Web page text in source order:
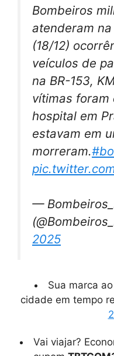
Bombeiros
atenderam
(18/12)
veículos de
na BR-153,
vítimas foram
hospital em
estavam em
morreram.
—
2025
Sua marca
cidade em tempo
Vai viajar?